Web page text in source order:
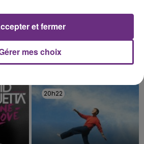
du centre-ville
JouéClub est contraint de
20h22
20h22
mes choix
et fermer